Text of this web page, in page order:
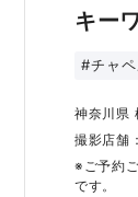
キー
#チャ
神奈川県
撮影店舗
※ご予約
です。